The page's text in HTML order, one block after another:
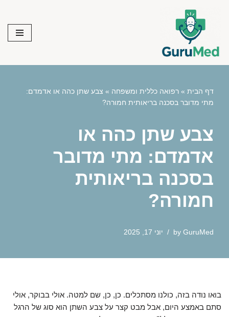
content
דף הבית » רפואה כללית ומשפחה » צבע שתן כהה או אדמדם:
מתי מדובר בסכנה בריאותית חמורה?
צבע שתן כהה או
אדמדם: מתי מדובר
בסכנה בריאותית
חמורה?
by GuruMed יוני 17, 2025
בואו נודה בזה, כולנו מסתכלים. כן, כן, שם למטה. אולי בבוקר, אולי
סתם באמצע היום, אבל מבט קצר על צבע השתן הוא סוג של הרגל